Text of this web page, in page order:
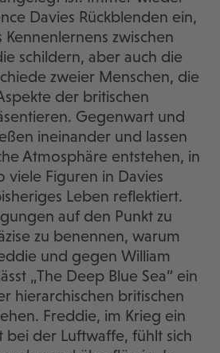
Davies Rückblenden ein,
zwischen
schildern, aber auch die
zweier Menschen, die
der britischen
Gegenwart und
ineinander und lassen
Atmosphäre entstehen, in
viele Figuren in Davies
Leben reflektiert.
auf den Punkt zu
zu benennen, warum
und gegen William
„The Deep Blue Sea“ ein
hierarchischen britischen
Freddie, im Krieg ein
bei der Luftwaffe, fühlt sich